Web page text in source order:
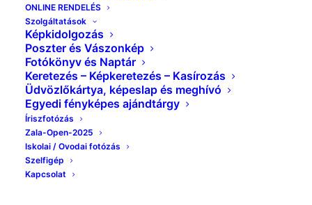
ONLINE RENDELÉS
Szolgáltatások
Képkidolgozás
Poszter és Vászonkép
Fotókönyv és Naptár
Keretezés – Képkeretezés – Kasírozás
Üdvözlőkártya, képeslap és meghívó
Egyedi fényképes ajándtárgy
Íriszfotózás
Zala-Open-2025
Iskolai / Ovodai fotózás
Szelfigép
Kapcsolat